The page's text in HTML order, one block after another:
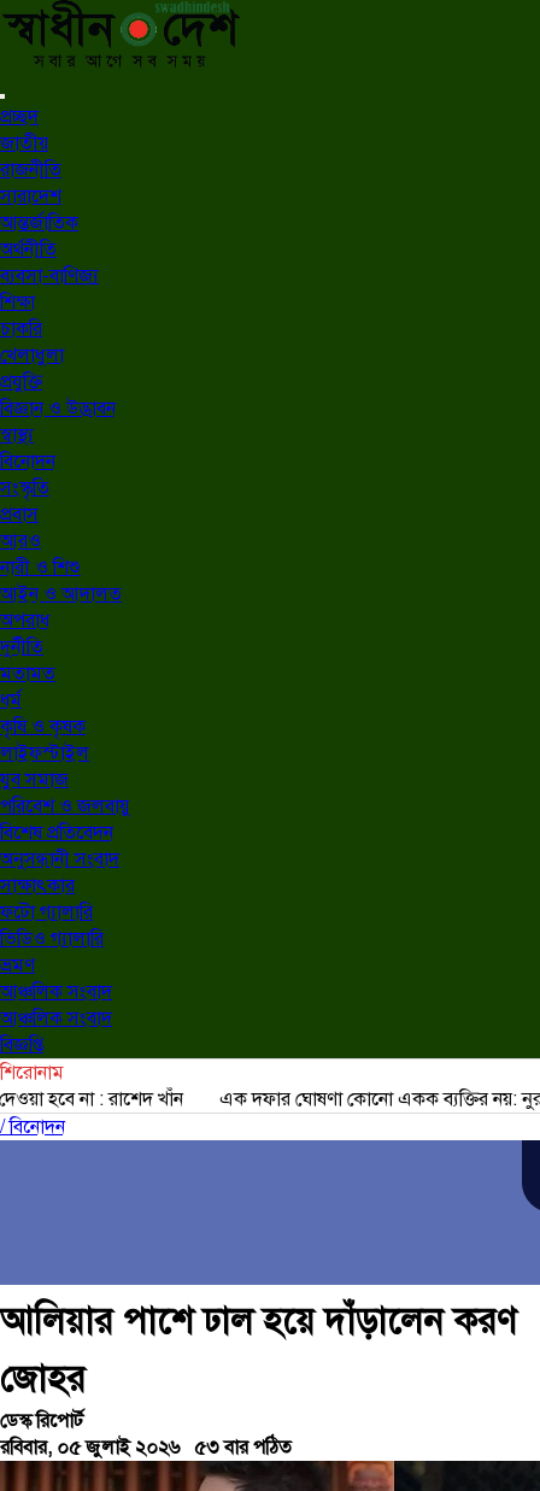
প্রচ্ছদ
জাতীয়
রাজনীতি
সারাদেশ
আন্তর্জাতিক
অর্থনীতি
ব্যবসা-বাণিজ্য
শিক্ষা
চাকরি
খেলাধুলা
প্রযুক্তি
বিজ্ঞান ও উদ্ভাবন
স্বাস্থ্য
বিনোদন
সংস্কৃতি
প্রবাস
আরও
নারী ও শিশু
আইন ও আদালত
অপরাধ
দুর্নীতি
মতামত
ধর্ম
কৃষি ও কৃষক
লাইফস্টাইল
যুব সমাজ
পরিবেশ ও জলবায়ু
বিশেষ প্রতিবেদন
অনুসন্ধানী সংবাদ
সাক্ষাৎকার
ফটো গ্যালারি
ভিডিও গ্যালারি
ভ্রমণ
আঞ্চলিক সংবাদ
আঞ্চলিক সংবাদ
বিজ্ঞপ্তি
শিরোনাম
খাঁন
এক দফার ঘোষণা কোনো একক ব্যক্তির নয়: নুরুল হক নুর
/ বিনোদন
আলিয়ার পাশে ঢাল হয়ে দাঁড়ালেন করণ
জোহর
ডেস্ক রিপোর্ট
রবিবার, ০৫ জুলাই ২০২৬ ৫৩ বার পঠিত